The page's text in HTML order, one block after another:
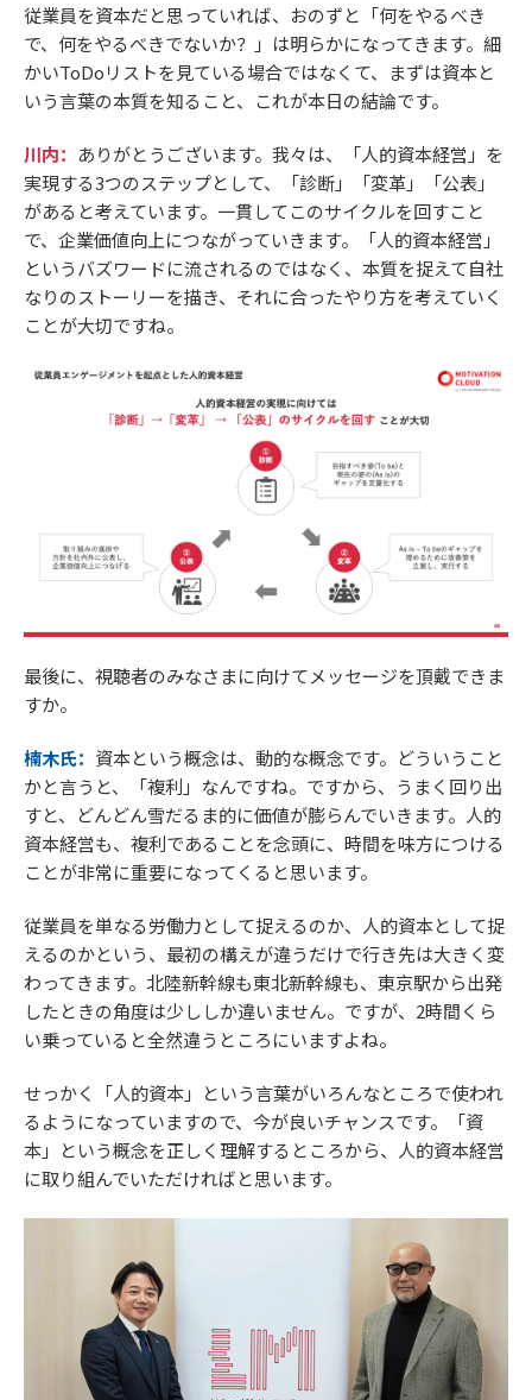
従業員を資本だと思っていれば、おのずと「何をやるべき
で、何をやるべきでないか？」は明らかになってきます。細
かいToDoリストを見ている場合ではなくて、まずは資本と
いう言葉の本質を知ること、これが本日の結論です。
川内： ありがとうございます。我々は、「人的資本経営」を
実現する3つのステップとして、「診断」「変革」「公表」
があると考えています。一貫してこのサイクルを回すこと
で、企業価値向上につながっていきます。「人的資本経営」
というバズワードに流されるのではなく、本質を捉えて自社
なりのストーリーを描き、それに合ったやり方を考えていく
ことが大切ですね。
最後に、視聴者のみなさまに向けてメッセージを頂戴できま
すか。
楠木氏： 資本という概念は、動的な概念です。どういうこと
かと言うと、「複利」なんですね。ですから、うまく回り出
すと、どんどん雪だるま的に価値が膨らんでいきます。人的
資本経営も、複利であることを念頭に、時間を味方につける
ことが非常に重要になってくると思います。
従業員を単なる労働力として捉えるのか、人的資本として捉
えるのかという、最初の構えが違うだけで行き先は大きく変
わってきます。北陸新幹線も東北新幹線も、東京駅から出発
したときの角度は少ししか違いません。ですが、2時間くら
い乗っていると全然違うところにいますよね。
せっかく「人的資本」という言葉がいろんなところで使われ
るようになっていますので、今が良いチャンスです。「資
本」という概念を正しく理解するところから、人的資本経営
に取り組んでいただければと思います。